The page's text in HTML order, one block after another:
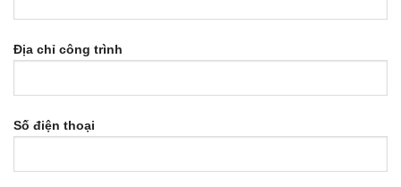
Địa chỉ công trình
Số điện thoại